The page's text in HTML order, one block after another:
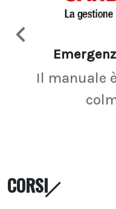
Il manuale
CORSI